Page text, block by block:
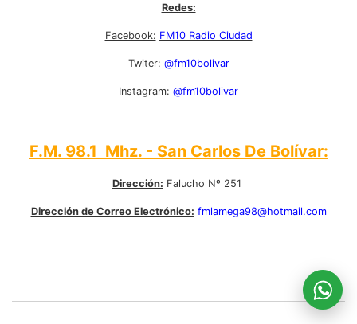
Redes:
Facebook: FM10 Radio Ciudad
Twiter: @fm10bolivar
Instagram: @fm10bolivar
F.M. 98.1 Mhz. - San Carlos De Bolívar:
Dirección: Falucho Nº 251
Dirección de Correo Electrónico: fmlamega98@hotmail.com